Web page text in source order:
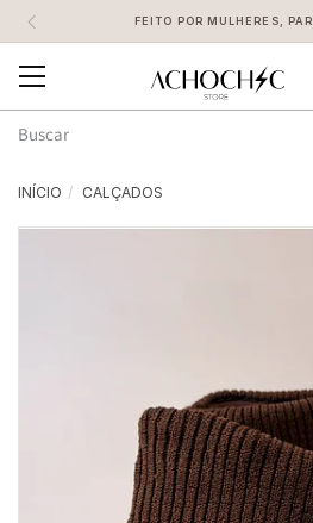
FEITO POR MULHERES,
Mudar
navegação
INÍCIO CALÇADOS